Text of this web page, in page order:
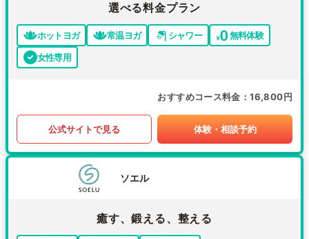
選べる料金プラン
ホットヨガ 常温ヨガ シャワー
無料体験
女性専用
おすすめコース料金 16,800円
公式サイトで見る 体験・相談予約
ソエル
癒す、鍛える、整える